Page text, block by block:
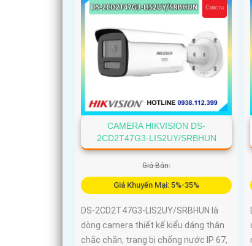
CAMERA HIKVISION DS-
2CD2T47G3-LIS2UY/SRBHUN
Giá Bán:
Giá Khuyến Mại: 5%-35%
DS-2CD2T47G3-LIS2UY/SRBHUN là
dòng camera thiết kế kiểu dáng thân
chắc chắn, trang bị chống nước IP 67,